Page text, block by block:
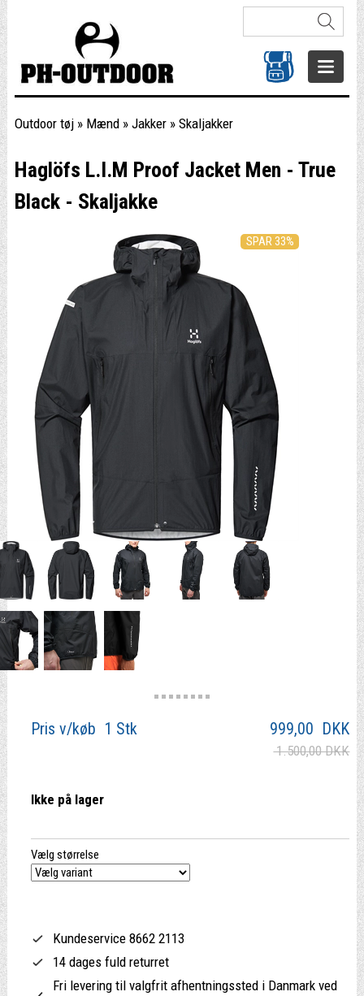
Outdoor tøj» Mænd» Jakker» Skaljakker
Haglöfs L.I.M Proof Jacket Men - True
Black - Skaljakke
SPAR 33%
Pris v/køb 1 Stk 999,00 DKK
1.500,00 DKK
Ikke på lager
Vælg størrelse
Kundeservice 8662 2113
14 dages fuld returret
Fri levering til valgfrit afhentningssted i Danmark ved